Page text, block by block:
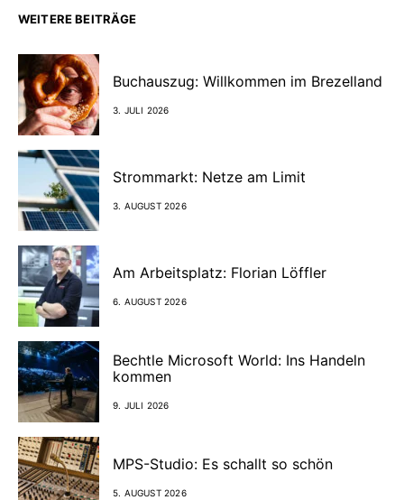
WEITERE BEITRÄGE
Buchauszug: Willkommen im Brezelland
3. JULI 2026
Strommarkt: Netze am Limit
3. AUGUST 2026
Am Arbeitsplatz: Florian Löffler
6. AUGUST 2026
Bechtle Microsoft World: Ins Handeln
kommen
9. JULI 2026
MPS-Studio: Es schallt so schön
5. AUGUST 2026